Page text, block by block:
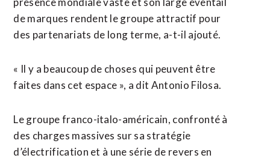
de marques rendent le groupe attractif pour
des partenariats ⁠de long terme, a-t-il ajouté.
« Il y a beaucoup de choses ​qui peuvent être ​
faites dans cet espace », a dit Antonio Filosa.
Le groupe franco-italo-américain, confronté à
des charges massives sur ​sa stratégie
d’électrification et à une série de revers en